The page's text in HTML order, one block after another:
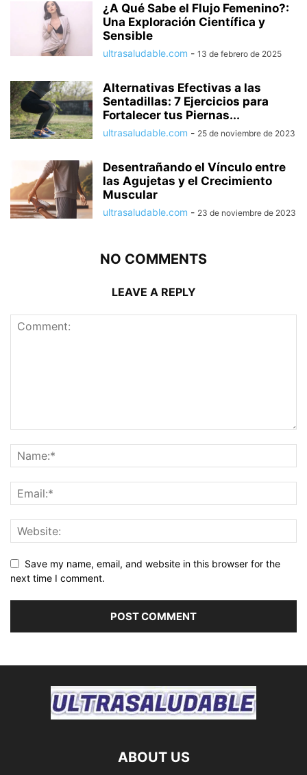
¿A Qué Sabe el Flujo Femenino?:
Una Exploración Científica y
Sensible
ultrasaludable.com - 13 de febrero de 2025
Alternativas Efectivas a las
Sentadillas: 7 Ejercicios para
Fortalecer tus Piernas...
ultrasaludable.com - 25 de noviembre de 2023
Desentrañando el Vínculo entre
las Agujetas y el Crecimiento
Muscular
ultrasaludable.com - 23 de noviembre de 2023
NO COMMENTS
LEAVE A REPLY
Save my name, email, and website in this browser for the
next time I comment.
ABOUT US